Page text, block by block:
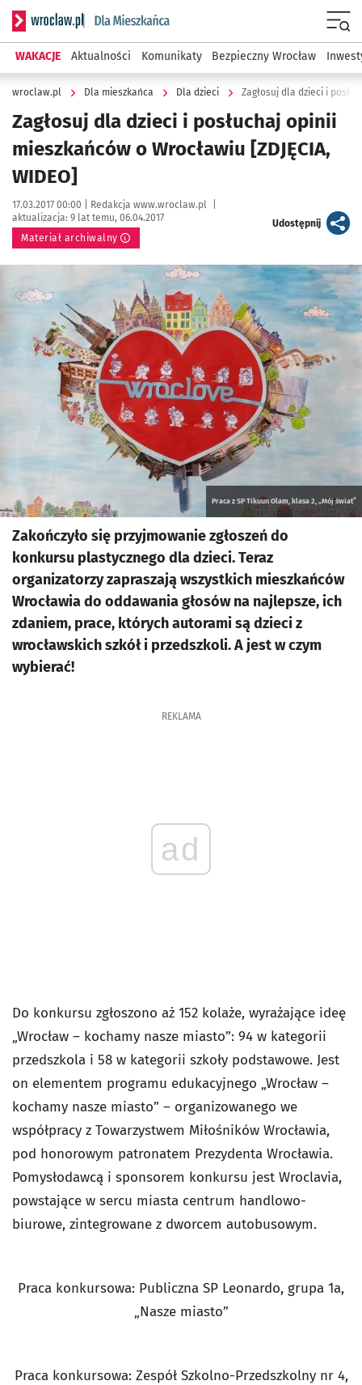
Serwis informacyjny wroclaw.pl podserwis: Dla mieszkańca
WAKACJE Aktualności Komunikaty Bezpieczny Wrocław
wroclaw.pl Dla mieszkańca Dla dzieci Zagłosuj dla dzieci i
Zagłosuj dla dzieci i posłuchaj opinii
mieszkańców o Wrocławiu [ZDJĘCIA,
WIDEO]
Data publikacji:
17.03.2017 00:00 | Autor:
Redakcja www.wroclaw.pl
aktualizacja: 9 lat temu, 06.04.2017
Materiał archiwalny
Udostępnijartykuł
Kliknij, aby powiększyć
Praca z SP Tikuun Olam, klasa 2, „Mój świat”
Zakończyło się przyjmowanie zgłoszeń do
konkursu plastycznego dla dzieci. Teraz
organizatorzy zapraszają wszystkich mieszkańców
Wrocławia do oddawania głosów na najlepsze, ich
zdaniem, prace, których autorami są dzieci z
wrocławskich szkół i przedszkoli. A jest w czym
wybierać!
REKLAMA
ad
Do konkursu zgłoszono aż 152 kolaże, wyrażające ideę
„Wrocław – kochamy nasze miasto”: 94 w kategorii
przedszkola i 58 w kategorii szkoły podstawowe. Jest
on elementem programu edukacyjnego „Wrocław –
kochamy nasze miasto” – organizowanego we
współpracy z Towarzystwem Miłośników Wrocławia,
pod honorowym patronatem Prezydenta Wrocławia.
Pomysłodawcą i sponsorem konkursu jest Wroclavia,
powstające w sercu miasta centrum handlowo-
biurowe, zintegrowane z dworcem autobusowym.
Praca konkursowa: Publiczna SP Leonardo, grupa 1a,
„Nasze miasto”
Praca konkursowa: Zespół Szkolno-Przedszkolny nr 4,